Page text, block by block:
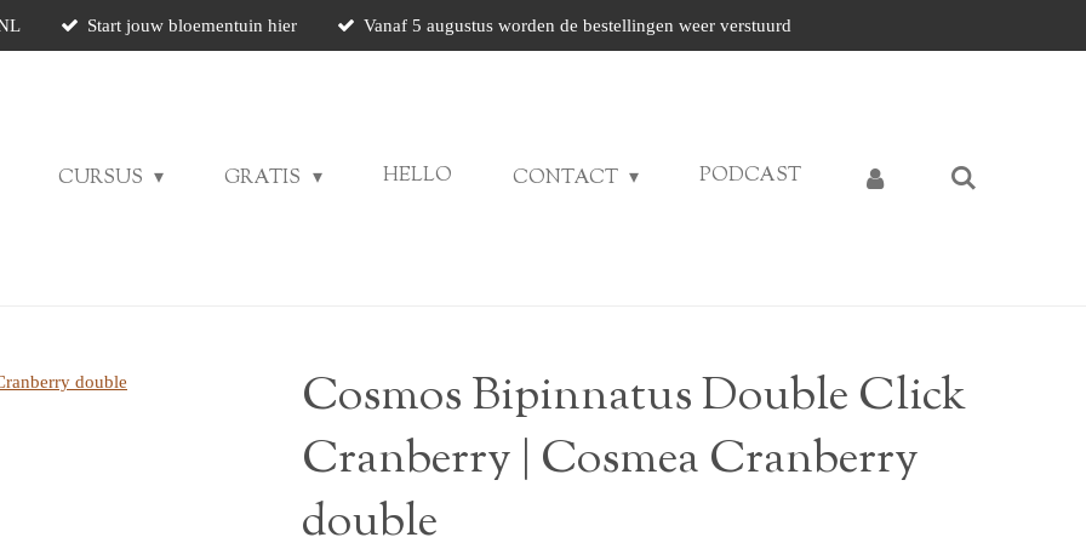
Start jouw bloementuin hier Vanaf 5 augustus worden de bestellingen weer verstuurd
CURSUS GRATIS HELLO CONTACT PODCAST
Cosmos Bipinnatus Double Click
Cranberry | Cosmea Cranberry
double